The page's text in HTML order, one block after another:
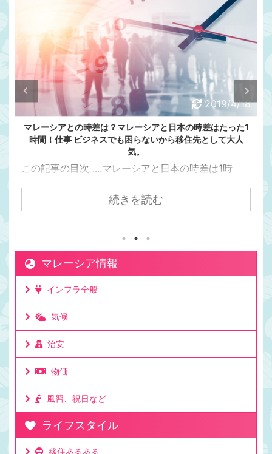
2019/4/18
マレーシアとの時差は？マレーシアと日本の時差はたった1
時間！仕事 ビジネスでも困らないから移住先として大人
気。
この記事の目次 ....マレーシアと日本の時差は1時
アラルンプールまで飛行機で7時間かかるけど時差は
1時間。マレーシアが移住先として人気の理由は時差
絡を取りやすい時差。移住して日本と仕事をしてい
る人もたくさんいる理由。ビジネスでリアルタイム
に連絡が取れるのは利点。ミーティングの時間も決
めやすいお昼休みの感覚も大体似た時間なのでわか
けど問題なし。時差としてはたった一時間 ...
続きを読む
マレーシア情報
インフラ全般
気候
治安
物価
風習、祝日など
ライフスタイル
移住あるある